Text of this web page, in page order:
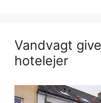
Vandvagt
hotelejer